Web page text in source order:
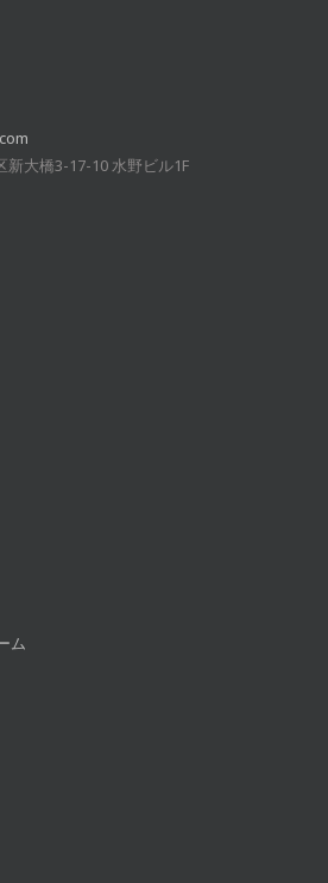
新大橋3-17-10 水野ビル1F
ム